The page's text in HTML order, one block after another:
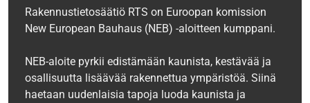
Rakennustietosäätiö RTS on Euroopan komission
New European Bauhaus (NEB) -aloitteen kumppani.
NEB-aloite pyrkii edistämään kaunista, kestävää ja
osallisuutta lisäävää rakennettua ympäristöä. Siinä
haetaan uudenlaisia tapoja luoda kaunista ja